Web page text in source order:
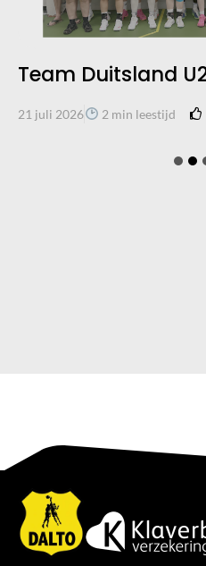
Team Duitsland
21 juli 2026 2 min leestijd